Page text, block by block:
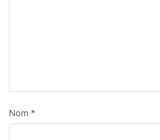
Nom *